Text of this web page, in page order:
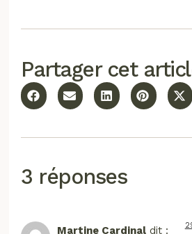
Partager cet
3 réponses
Martine Cardinal dit :